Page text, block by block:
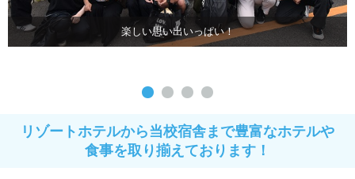
楽しい思い出いっぱい！
リゾートホテルから当校宿舎まで豊富なホテルや
食事を取り揃えております！